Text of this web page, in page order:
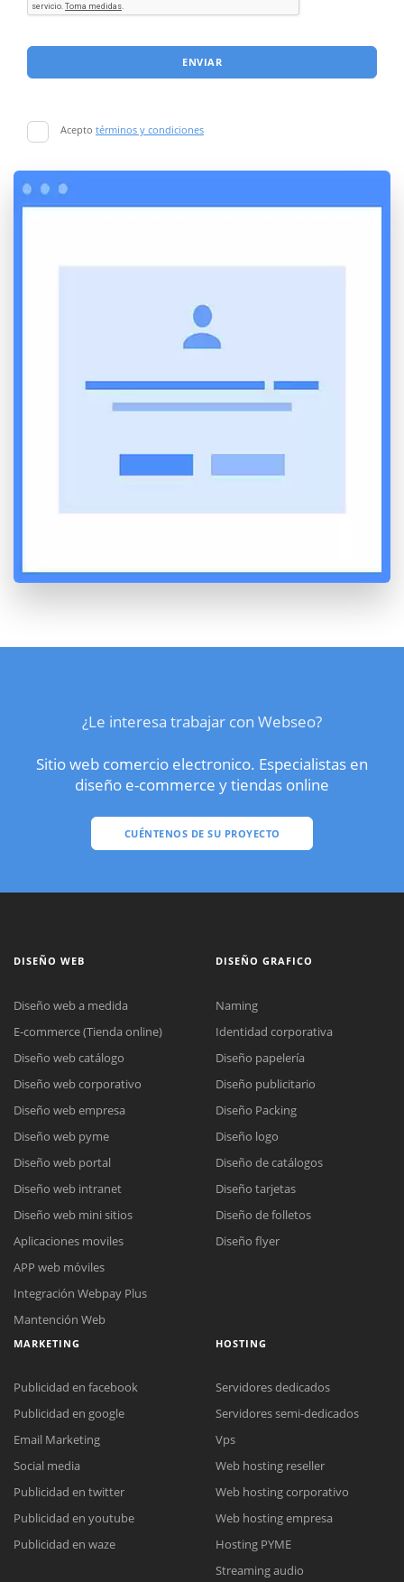
ENVIAR
Acepto términos y condiciones
¿Le interesa trabajar con Webseo?
Sitio web comercio electronico. Especialistas en
diseño e-commerce y tiendas online
CUÉNTENOS DE SU PROYECTO
Reunión online
Meet para la reunión online.
Cotización
Chat Online
Todos nuestros ejecutivos están fuera de línea. Complete el formulario
DISEÑO WEB
Diseño web a medida
E-commerce (Tienda online)
Diseño web catálogo
Diseño web corporativo
Diseño web empresa
Diseño web pyme
Diseño web portal
Diseño web intranet
Diseño web mini sitios
Aplicaciones moviles
APP web móviles
Integración Webpay Plus
Mantención Web
DISEÑO GRAFICO
Naming
Identidad corporativa
Diseño papelería
Diseño publicitario
Diseño Packing
Diseño logo
Diseño de catálogos
Diseño tarjetas
Diseño de folletos
Diseño flyer
MARKETING
Publicidad en facebook
Publicidad en google
Email Marketing
Social media
Publicidad en twitter
Publicidad en youtube
Publicidad en waze
HOSTING
Servidores dedicados
Servidores semi-dedicados
Vps
Web hosting reseller
Web hosting corporativo
Web hosting empresa
Hosting PYME
Streaming audio